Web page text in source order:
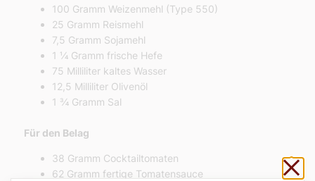
100 Gramm Weizenmehl (Type 550)
25 Gramm Reismehl
7,5 Gramm Sojamehl
1 ¼ Gramm frische Hefe
75 Milliliter kaltes Wasser
12,5 Milliliter Olivenöl
1 ¾ Gramm Sal
Für den Belag
38 Gramm Cocktailtomaten
62 Gramm fertige Tomatensauce